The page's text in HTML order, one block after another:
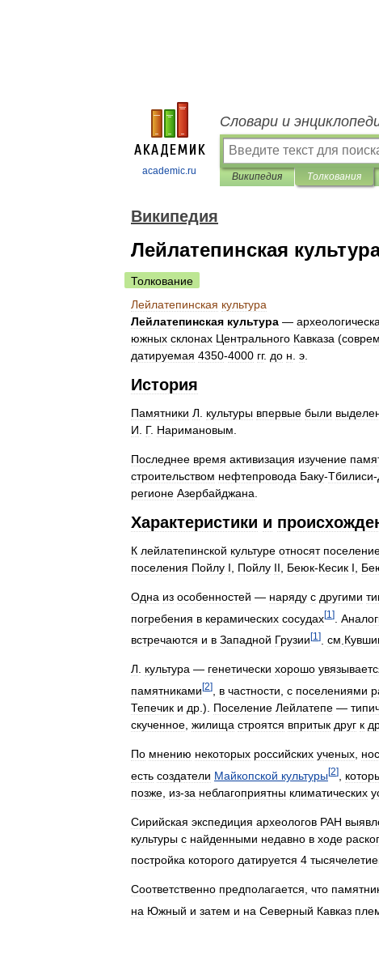
academic.ru
Словари и
Википедия Толкования
Википедия
Лейлатепинская
Толкование
Лейлатепинская культура
Лейлатепинская культура —
южных склонах Центрального Кавказа (
датируемая 4350-4000 гг. до н э
История
Памятники Л культуры впервые были
И
Г. Наримановым
Последнее время активизация изучение
строительством нефтепровода Баку-Тбилиси-
регионе Азербайджана
Характеристики и
К лейлатепинской культуре относят
поселения Пойлу I Пойлу II Беюк-Кесик I
Одна из особенностей — наряду с другими
погребения в керамических сосудах[1 ]
встречаются и в Западной Грузии[1 ] см
Л. культура — генетически хорошо
памятниками [2] в частности с поселениями
Тепечик и др .). Поселение Лейлатепе —
скученное жилища строятся впритык друг к
По мнению некоторых российских ученых
есть создатели Майкопской культуры[2]
позже из-за неблагоприятны климатических
Сирийская экспедиция археологов РАН
культуры с найденными недавно в ходе
постройка которого датируется 4
Соответственно предполагается, что
на Южный и затем и на Северный Кавказ